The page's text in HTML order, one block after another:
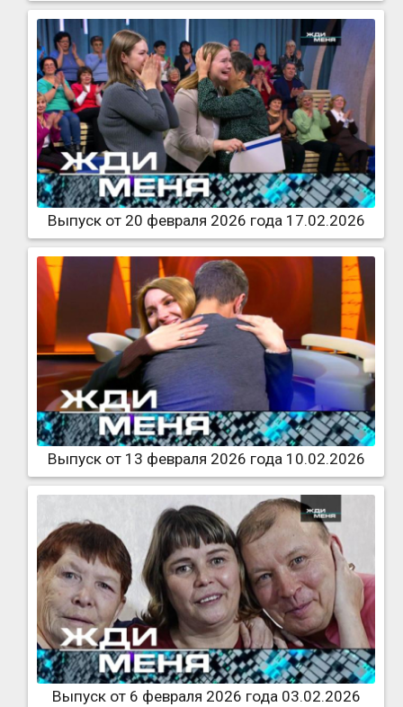
Выпуск от 20 февраля 2026 года 17.02.2026
Выпуск от 13 февраля 2026 года 10.02.2026
Выпуск от 6 февраля 2026 года 03.02.2026